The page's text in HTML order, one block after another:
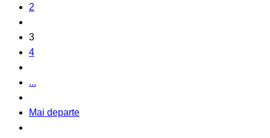
2
3
4
...
Mai departe